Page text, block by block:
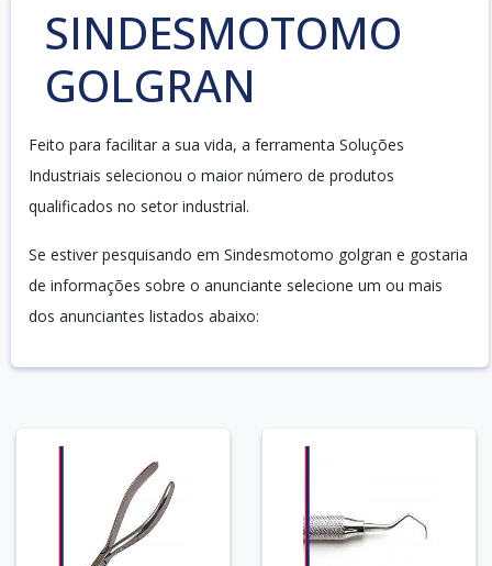
SINDESMOTOMO
GOLGRAN
Feito para facilitar a sua vida, a ferramenta Soluções
Industriais selecionou o maior número de produtos
qualificados no setor industrial.
Se estiver pesquisando em Sindesmotomo golgran e gostaria
de informações sobre o anunciante selecione um ou mais
dos anunciantes listados abaixo: